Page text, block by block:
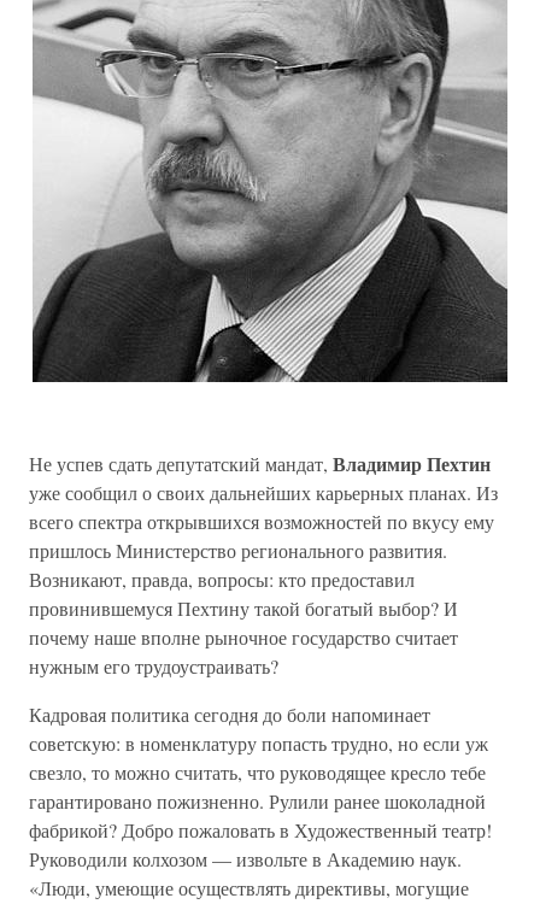
Не успев сдать депутатский мандат, Владимир Пехтин
уже сообщил о своих дальнейших карьерных планах. Из
всего спектра открывшихся возможностей по вкусу ему
пришлось Министерство регионального развития.
Возникают, правда, вопросы: кто предоставил
провинившемуся Пехтину такой богатый выбор? И
почему наше вполне рыночное государство считает
нужным его трудоустраивать?
Кадровая политика сегодня до боли напоминает
советскую: в номенклатуру попасть трудно, но если уж
свезло, то можно считать, что руководящее кресло тебе
гарантировано пожизненно. Рулили ранее шоколадной
фабрикой? Добро пожаловать в Художественный театр!
Руководили колхозом — извольте в Академию наук.
«Люди, умеющие осуществлять директивы, могущие